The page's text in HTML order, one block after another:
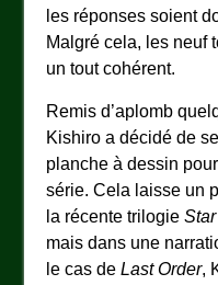
les réponses soient
Malgré cela, les neuf
un tout cohérent.
Remis d’aplomb
Kishiro a décidé de
planche à dessin
série. Cela laisse un
la récente trilogie
mais dans une
le cas deLast Order,